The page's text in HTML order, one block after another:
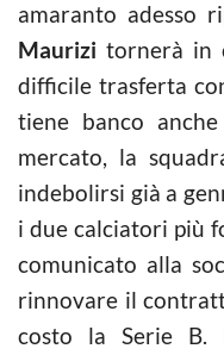
amaranto adesso
Maurizi tornerà in
difficile trasferta
tiene banco
mercato, la
indebolirsi già a
i due calciatori più
comunicato alla
rinnovare il
costo la Serie B.